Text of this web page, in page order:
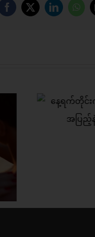
Facebook
X LinkedIn
အချစ်ရေးတစ်